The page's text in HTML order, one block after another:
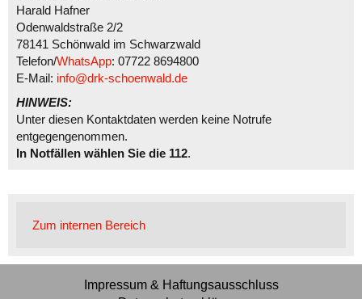
Harald Hafner
Odenwaldstraße 2/2
78141 Schönwald im Schwarzwald
Telefon/WhatsApp: 07722 8694800
E-Mail: info@drk-schoenwald.de
HINWEIS:
Unter diesen Kontaktdaten werden keine Notrufe
entgegengenommen.
In Notfällen wählen Sie die 112.
Zum internen Bereich
Impressum & Haftungsausschluss